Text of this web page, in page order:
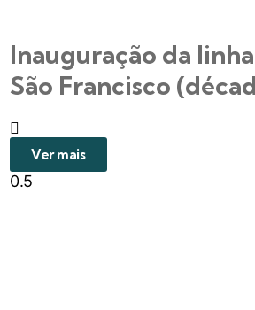
Inauguração da
São Francisco
Ver mais